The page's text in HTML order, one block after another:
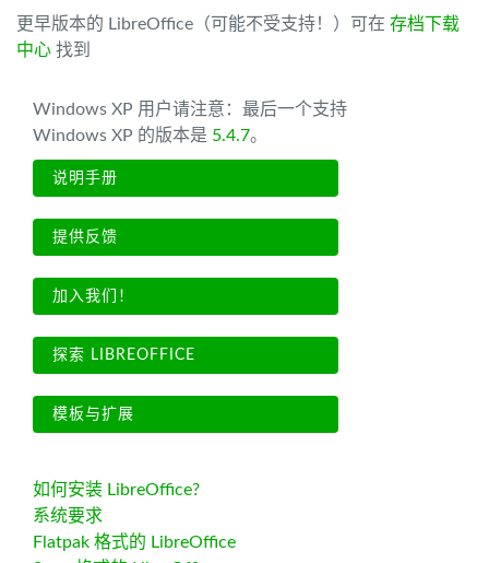
更早版本的 LibreOffice（可能不受支持！）可在 存档下载
中心 找到
Windows XP 用户请注意：最后一个支持
Windows XP 的版本是 5.4.7。
说明手册
提供反馈
加入我们！
探索 LIBREOFFICE
模板与扩展
如何安装 LibreOffice?
系统要求
Flatpak 格式的 LibreOffice